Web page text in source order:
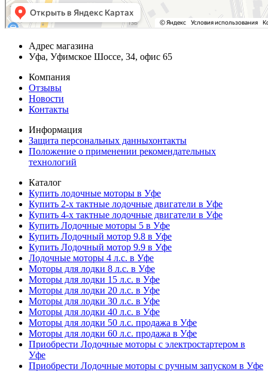
Адрес магазина
Уфа, Уфимское Шоссе, 34, офис 65
Компания
Отзывы
Новости
Контакты
Информация
Защита персональных данныхонтакты
Положение о применении рекомендательных
технологий
Каталог
Купить лодочные моторы в Уфе
Купить 2-х тактные лодочные двигатели в Уфе
Купить 4-х тактные лодочные двигатели в Уфе
Купить Лодочные моторы 5 в Уфе
Купить Лодочный мотор 9.8 в Уфе
Купить Лодочный мотор 9.9 в Уфе
Лодочные моторы 4 л.с. в Уфе
Моторы для лодки 8 л.с. в Уфе
Моторы для лодки 15 л.с. в Уфе
Моторы для лодки 20 л.с. в Уфе
Моторы для лодки 30 л.с. в Уфе
Моторы для лодки 40 л.с. в Уфе
Моторы для лодки 50 л.с. продажа в Уфе
Моторы для лодки 60 л.с. продажа в Уфе
Приобрести Лодочные моторы с электростартером в
Уфе
Приобрести Лодочные моторы с ручным запуском в Уфе